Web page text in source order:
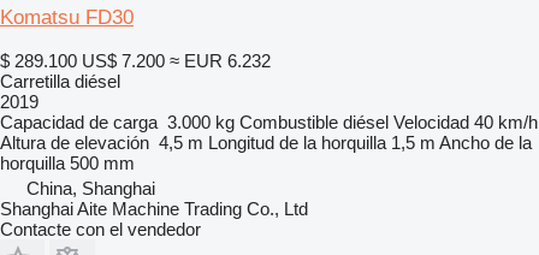
Komatsu FD30
$ 289.100 US$ 7.200 ≈ EUR 6.232
Carretilla diésel
2019
Capacidad de carga 3.000 kg Combustible diésel Velocidad 40 km/h
Altura de elevación 4,5 m Longitud de la horquilla 1,5 m Ancho de la
horquilla 500 mm
China, Shanghai
Shanghai Aite Machine Trading Co., Ltd
Contacte con el vendedor